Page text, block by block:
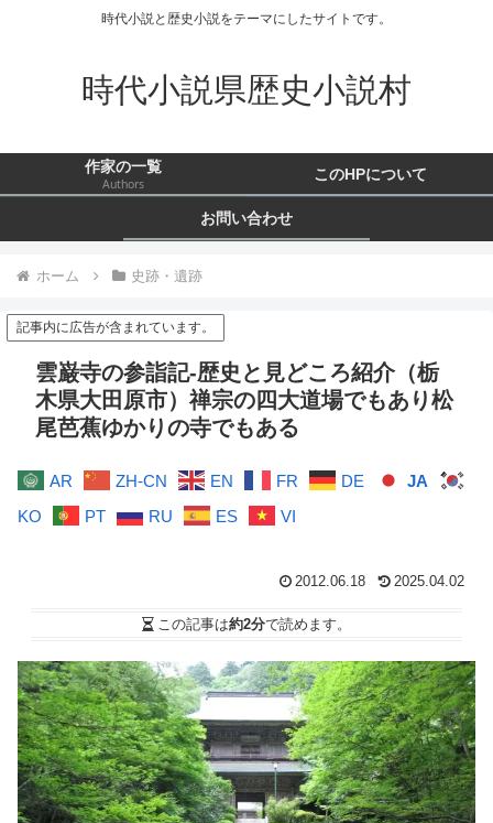
時代小説と歴史小説をテーマにしたサイトです。
時代小説県歴史小説村
作家の一覧
Authors
このHPについて
お問い合わせ
ホーム 史跡・遺跡
記事内に広告が含まれています。
雲巌寺の参詣記-歴史と見どころ紹介（栃
木県大田原市）禅宗の四大道場でもあり松
尾芭蕉ゆかりの寺でもある
AR ZH-CN EN FR DE
JA
KO
PT RU ES VI
2012.06.18 2025.04.02
この記事は約2分で読めます。